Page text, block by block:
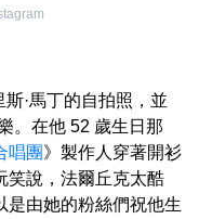
斯·馬丁的自拍照，並
。在他 52 歲生日那
唱團》製作人穿著開衫
笑說，法爾丘克太酷
是由她的粉絲們祝他生